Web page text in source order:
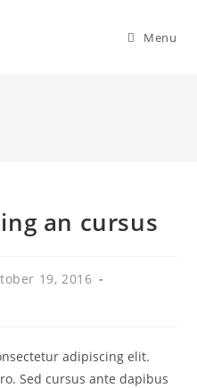
Menu
an cursus
19, 2016
adipiscing elit.
Sed cursus ante dapibus